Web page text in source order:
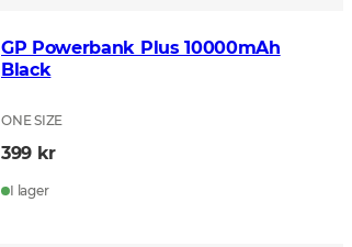
GP Powerbank Plus 10000mAh
Black
ONE SIZE
399 kr
I lager